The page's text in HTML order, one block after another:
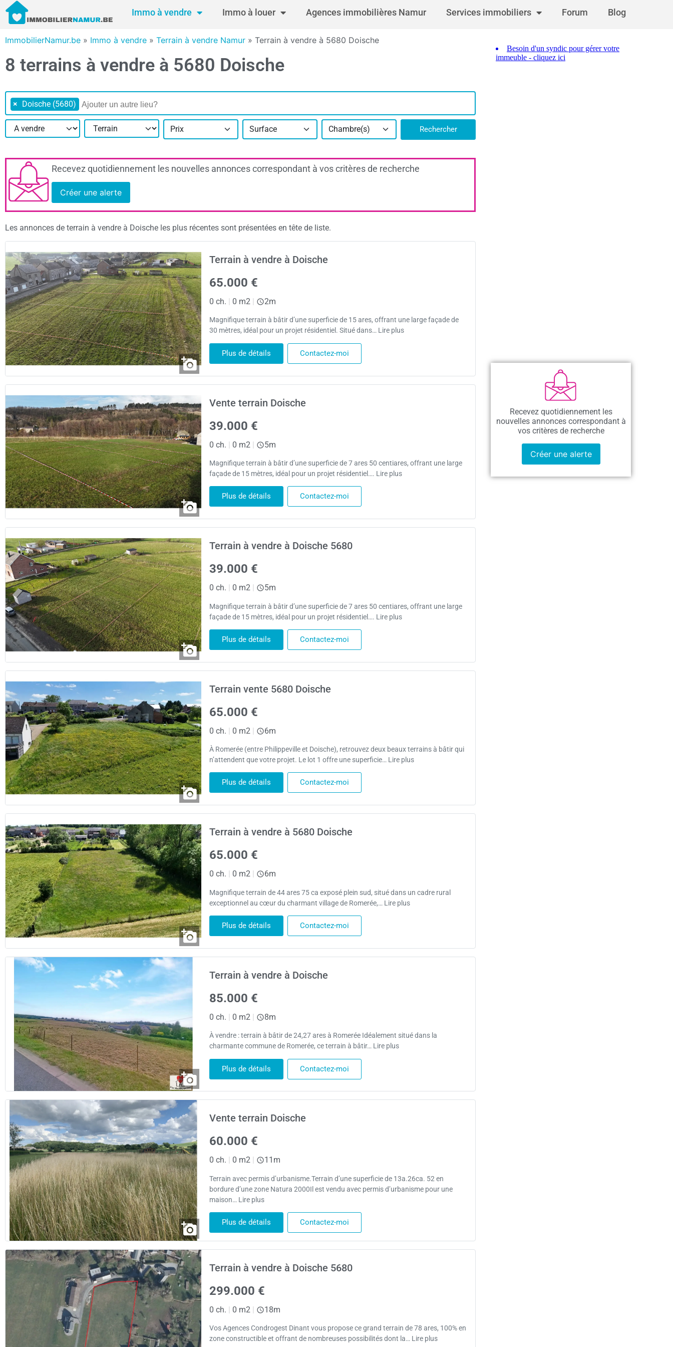
Immo à vendre Immo à louer Agences immobilières Namur Services immobiliers Forum Blog
ImmobilierNamur.be » Immo à vendre » Terrain à vendre Namur » Terrain à vendre à 5680 Doische
8 terrains à vendre à 5680 Doische
× Doische (5680)
Prix Surface Chambre(s) Rechercher
Recevez quotidiennement les nouvelles annonces correspondant à vos critères de recherche
Créer une alerte
Les annonces de terrain à vendre à Doische les plus récentes sont présentées en tête de liste.
Terrain à vendre à Doische
65.000 €
0 ch. | 0 m2 | 2m
Magnifique terrain à bâtir d’une superficie de 15 ares, offrant une large façade de
30 mètres, idéal pour un projet résidentiel. Situé dans… Lire plus
Plus de détails Contactez-moi
Vente terrain Doische
39.000 €
0 ch. | 0 m2 | 5m
Magnifique terrain à bâtir d’une superficie de 7 ares 50 centiares, offrant une large
façade de 15 mètres, idéal pour un projet résidentiel…. Lire plus
Plus de détails Contactez-moi
Terrain à vendre à Doische 5680
39.000 €
0 ch. | 0 m2 | 5m
Magnifique terrain à bâtir d’une superficie de 7 ares 50 centiares, offrant une large
façade de 15 mètres, idéal pour un projet résidentiel…. Lire plus
Plus de détails Contactez-moi
Terrain vente 5680 Doische
65.000 €
0 ch. | 0 m2 | 6m
À Romerée (entre Philippeville et Doische), retrouvez deux beaux terrains à bâtir qui
n’attendent que votre projet. Le lot 1 offre une superficie… Lire plus
Plus de détails Contactez-moi
Terrain à vendre à 5680 Doische
65.000 €
0 ch. 0 m2 6m
Magnifique terrain de 44 ares 75 ca exposé plein sud, situé dans un cadre rural
exceptionnel au cœur du charmant village de Romerée,… Lire plus
Plus de détails Contactez-moi
Terrain à vendre à Doische
85.000 €
0 ch. | 0 m2 | 8m
À vendre : terrain à bâtir de 24,27 ares à Romerée Idéalement situé dans la
charmante commune de Romerée, ce terrain à bâtir… Lire plus
Plus de détails Contactez-moi
Vente terrain Doische
60.000 €
0 ch. 0 m2 11m
Terrain avec permis d’urbanisme.Terrain d’une superficie de 13a.26ca. 52 en
bordure d’une zone Natura 2000Il est vendu avec permis d’urbanisme pour une
maison… Lire plus
Plus de détails Contactez-moi
Terrain à vendre à Doische 5680
299.000 €
0 ch. | 0 m2 | 18m
Vos Agences Condrogest Dinant vous propose ce grand terrain de 78 ares, 100% en
zone constructible et offrant de nombreuses possibilités dont la… Lire plus
Recevez quotidiennement les
nouvelles annonces correspondant à
vos critères de recherche
Créer une alerte